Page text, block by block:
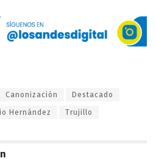
Canonización Destacado
Hernández Trujillo